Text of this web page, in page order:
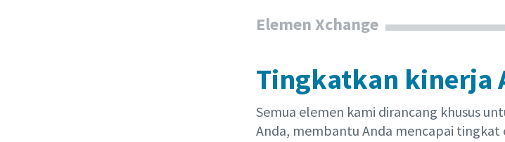
Elemen Xchange
Tingkatkan kinerja
Semua elemen kami dirancang khusus
Anda, membantu Anda mencapai tingkat